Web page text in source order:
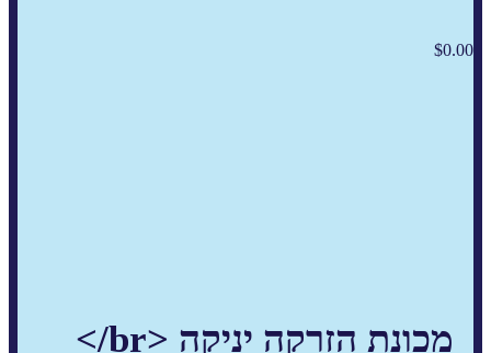
$0.00
מכונת הזרקה יניקה <br/>